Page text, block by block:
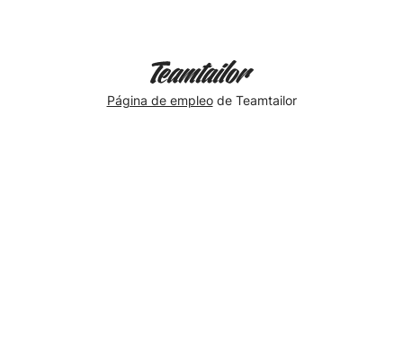
Página de empleode Teamtailor